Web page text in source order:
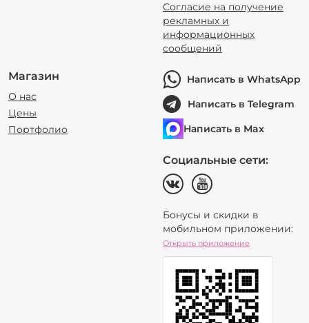
Согласие на получение
рекламных и
информационных
сообщений
Магазин
О нас
Цены
Портфолио
Написать в WhatsApp
Написать в Telegram
Написать в Max
Социальные сети:
Бонусы и скидки в
мобильном приложении:
Открыть приложение